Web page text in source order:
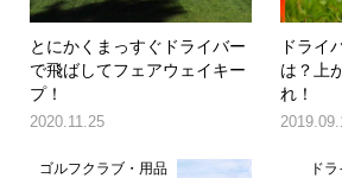
とにかくまっすぐドライバー
で飛ばしてフェアウェイキー
プ！
2020.11.25
ドライ
は？上
れ！
ゴルフクラブ・用品 ド